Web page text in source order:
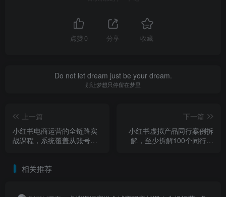
点赞 0 分享 收藏
Do not let dream just be your dream.
别让梦想只停留在梦里
上一篇
小红书电商运营的全链路实
战课程，系统覆盖从账号搭
下一篇
小红书虚拟产品同行案例拆
解，至少拆解100个同行成
相关推荐